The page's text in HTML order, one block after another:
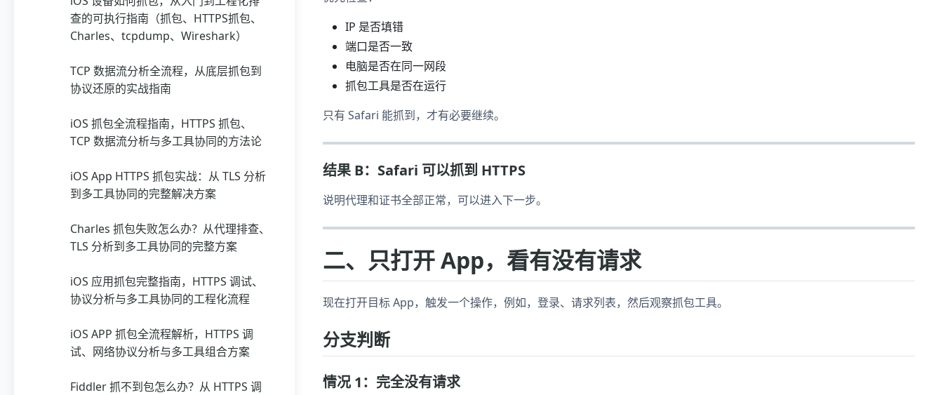
查的可执行指南（抓包、HTTPS抓包、
Charles、tcpdump、Wireshark）
TCP 数据流分析全流程，从底层抓包到
协议还原的实战指南
iOS 抓包全流程指南，HTTPS 抓包、
TCP 数据流分析与多工具协同的方法论
iOS App HTTPS 抓包实战：从 TLS 分析
到多工具协同的完整解决方案
Charles 抓包失败怎么办？从代理排查、
TLS 分析到多工具协同的完整方案
iOS 应用抓包完整指南，HTTPS 调试、
协议分析与多工具协同的工程化流程
iOS APP 抓包全流程解析，HTTPS 调
试、网络协议分析与多工具组合方案
Fiddler 抓不到包怎么办？从 HTTPS 调
IP 是否填错
端口是否一致
电脑是否在同一网段
抓包工具是否在运行
只有 Safari 能抓到，才有必要继续。
结果 B：Safari 可以抓到 HTTPS
说明代理和证书全部正常，可以进入下一步。
二、只打开 App，看有没有请求
现在打开目标 App，触发一个操作，例如，登录、请求列表，然后观察抓包工具。
分支判断
情况 1：完全没有请求